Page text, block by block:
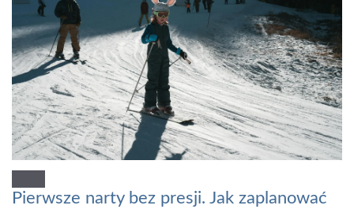
Pierwsze narty bez presji. Jak zaplanować